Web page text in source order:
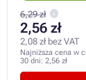
6,29 zł
2,56 zł
2,08 zł bez VAT
Najniższa cena w
30 dni: 2,56 zł